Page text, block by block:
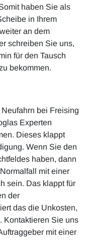
haben Sie als
in Ihrem
an dem
schreiben Sie uns,
für den Tausch
bekommen.
bei Freising
Experten
Dieses klappt
Wenn Sie den
haben, dann
mit einer
sein. Das klappt für
der
das die Unkosten,
Kontaktieren Sie uns
mit einer